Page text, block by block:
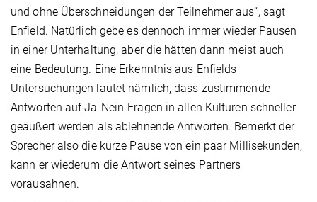
und ohne Überschneidungen der Teilnehmer aus“, sagt
Enfield. Natürlich gebe es dennoch immer wieder Pausen
in einer Unterhaltung, aber die hätten dann meist auch
eine Bedeutung. Eine Erkenntnis aus Enfields
Untersuchungen lautet nämlich, dass zustimmende
Antworten auf Ja-Nein-Fragen in allen Kulturen schneller
geäußert werden als ablehnende Antworten. Bemerkt der
Sprecher also die kurze Pause von ein paar Millisekunden,
kann er wiederum die Antwort seines Partners
vorausahnen.